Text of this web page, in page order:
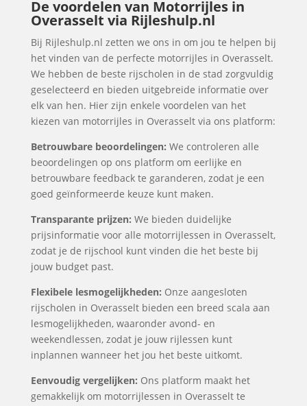
De voordelen van Motorrijles in
Overasselt via Rijleshulp.nl
Bij Rijleshulp.nl zetten we ons in om jou te helpen bij
het vinden van de perfecte motorrijles in Overasselt.
We hebben de beste rijscholen in de stad zorgvuldig
geselecteerd en bieden uitgebreide informatie over
elk van hen. Hier zijn enkele voordelen van het
kiezen van motorrijles in Overasselt via ons platform:
Betrouwbare beoordelingen: We controleren alle
beoordelingen op ons platform om eerlijke en
betrouwbare feedback te garanderen, zodat je een
goed geïnformeerde keuze kunt maken.
Transparante prijzen: We bieden duidelijke
prijsinformatie voor alle motorrijlessen in Overasselt,
zodat je de rijschool kunt vinden die het beste bij
jouw budget past.
Flexibele lesmogelijkheden: Onze aangesloten
rijscholen in Overasselt bieden een breed scala aan
lesmogelijkheden, waaronder avond- en
weekendlessen, zodat je jouw rijlessen kunt
inplannen wanneer het jou het beste uitkomt.
Eenvoudig vergelijken: Ons platform maakt het
gemakkelijk om motorrijlessen in Overasselt te